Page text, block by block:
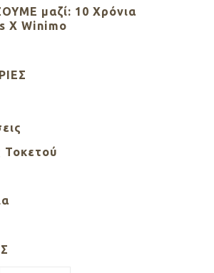
μαζί: 10 Χρόνια
X Winimo
Τοκετού